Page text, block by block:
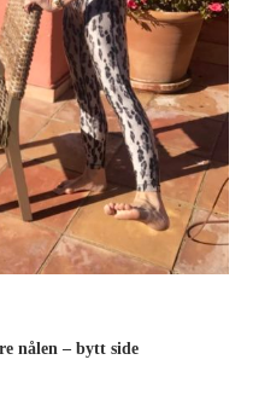
nålen – bytt side